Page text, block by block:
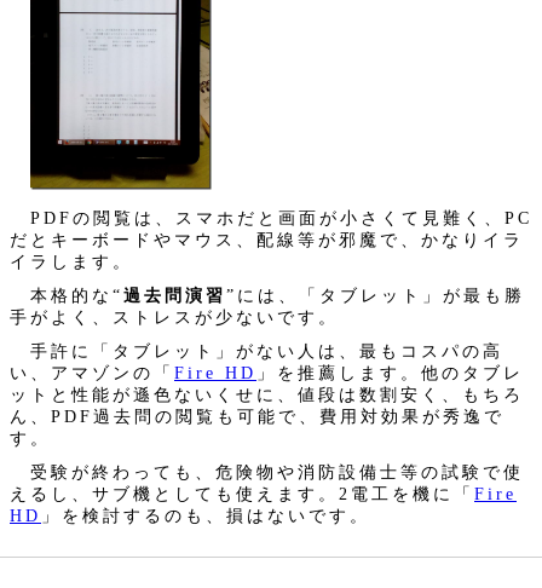
PDFの閲覧は、スマホだと画面が小さくて見難く、PC
だとキーボードやマウス、配線等が邪魔で、かなりイラ
イラします。
本格的な“過去問演習”には、「タブレット」が最も勝
手がよく、ストレスが少ないです。
手許に「タブレット」がない人は、最もコスパの高
い、アマゾンの「 Fire HD 」を推薦します。他のタブレ
ットと性能が遜色ないくせに、値段は数割安く、もちろ
ん、PDF過去問の閲覧も可能で、費用対効果が秀逸で
す。
受験が終わっても、危険物や消防設備士等の試験で使
えるし、サブ機としても使えます。2電工を機に「 Fire
HD 」を検討するのも、損はないです。